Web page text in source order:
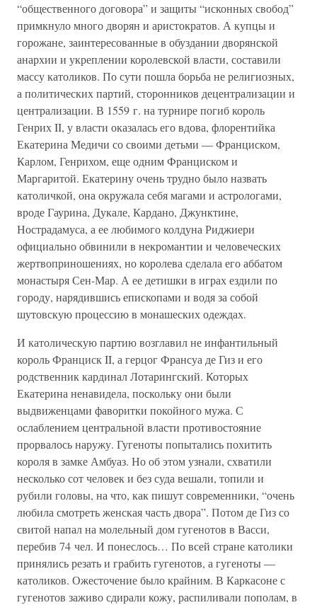
“общественного договора” и защиты “исконных свобод”
примкнуло много дворян и аристократов. А купцы и
горожане, заинтересованные в обуздании дворянской
анархии и укреплении королевской власти, составили
массу католиков. По сути пошла борьба не религиозных,
а политических партий, сторонников децентрализации и
централизации. В 1559 г. на турнире погиб король
Генрих II, у власти оказалась его вдова, флорентийка
Екатерина Медичи со своими детьми — Франциском,
Карлом, Генрихом, еще одним Франциском и
Маргаритой. Екатерину очень трудно было назвать
католичкой, она окружала себя магами и астрологами,
вроде Гаурина, Дукале, Кардано, Джунктине,
Нострадамуса, а ее любимого колдуна Риджиери
официально обвинили в некромантии и человеческих
жертвоприношениях, но королева сделала его аббатом
монастыря Сен-Мар. А ее детишки в играх ездили по
городу, нарядившись епископами и водя за собой
шутовскую процессию в монашеских одеждах.
И католическую партию возглавил не инфантильный
король Франциск II, а герцог Франсуа де Гиз и его
родственник кардинал Лотарингский. Которых
Екатерина ненавидела, поскольку они были
выдвиженцами фаворитки покойного мужа. С
ослаблением центральной власти противостояние
прорвалось наружу. Гугеноты попытались похитить
короля в замке Амбуаз. Но об этом узнали, схватили
несколько сот человек и без суда вешали, топили и
рубили головы, на что, как пишут современники, “очень
любила смотреть женская часть двора”. Потом де Гиз со
свитой напал на молельный дом гугенотов в Васси,
перебив 74 чел. И понеслось… По всей стране католики
принялись резать и грабить гугенотов, а гугеноты —
католиков. Ожесточение было крайним. В Каркасоне с
гугенотов заживо сдирали кожу, распиливали пополам, в